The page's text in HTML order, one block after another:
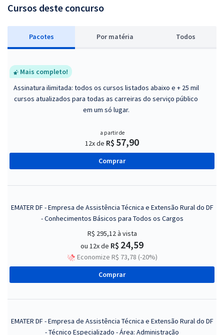
Cursos deste concurso
Pacotes Por matéria Todos
Mais completo!
Assinatura ilimitada: todos os cursos listados abaixo e + 25 mil
cursos atualizados para todas as carreiras do serviço público
em um só lugar.
a partir de
12x de R$ 57,90
Comprar
EMATER DF - Empresa de Assistência Técnica e Extensão Rural do DF
- Conhecimentos Básicos para Todos os Cargos
R$ 295,12à vista
ou 12x de R$ 24,59
Economize R$ 73,78 (-20%)
Comprar
EMATER DF - Empresa de Assistência Técnica e Extensão Rural do DF
- Técnico Especializado - Área: Administração